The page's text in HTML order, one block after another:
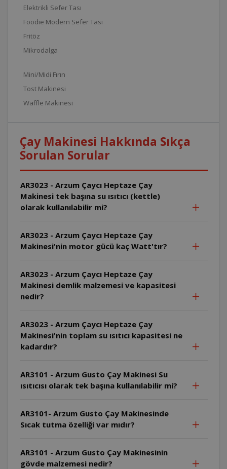
Elektrikli Sefer Tası
Foodie Modern Sefer Tası
Fritöz
Mikrodalga
Mini/Midi Fırın
Tost Makinesi
Waffle Makinesi
Çay Makinesi Hakkında Sıkça
Sorulan Sorular
AR3023 - Arzum Çaycı Heptaze Çay
Makinesi tek başına su ısıtıcı (kettle)
olarak kullanılabilir mi?
AR3023 - Arzum Çaycı Heptaze Çay
Makinesi'nin motor gücü kaç Watt'tır?
AR3023 - Arzum Çaycı Heptaze Çay
Makinesi demlik malzemesi ve kapasitesi
nedir?
AR3023 - Arzum Çaycı Heptaze Çay
Makinesi'nin toplam su ısıtıcı kapasitesi ne
kadardır?
AR3101 - Arzum Gusto Çay Makinesi Su
ısıtıcısı olarak tek başına kullanılabilir mi?
AR3101- Arzum Gusto Çay Makinesinde
Sıcak tutma özelliği var mıdır?
AR3101 - Arzum Gusto Çay Makinesinin
gövde malzemesi nedir?